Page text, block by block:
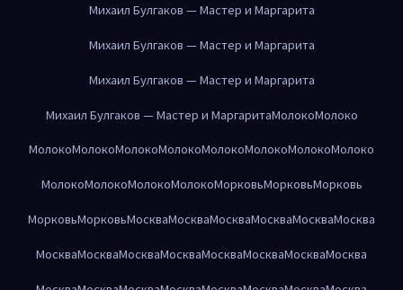
Михаил Булгаков — Мастер и Маргарита
Михаил Булгаков — Мастер и Маргарита
Михаил Булгаков — Мастер и Маргарита
Михаил Булгаков — Мастер и МаргаритаМолокоМолоко
МолокоМолокоМолокоМолокоМолокоМолокоМолокоМолоко
МолокоМолокоМолокоМолокоМорковьМорковьМорковь
МорковьМорковьМоскваМоскваМоскваМоскваМоскваМосква
МоскваМоскваМоскваМоскваМоскваМоскваМоскваМосква